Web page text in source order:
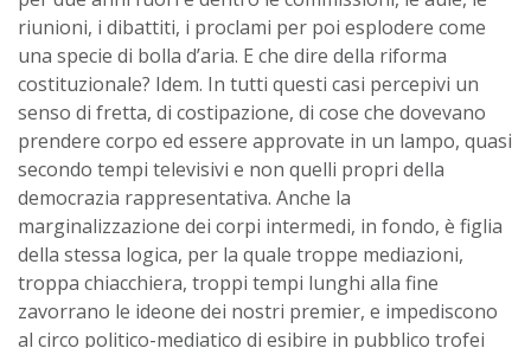
riunioni, i dibattiti, i proclami per poi esplodere come
una specie di bolla d’aria. E che dire della riforma
costituzionale? Idem. In tutti questi casi percepivi un
senso di fretta, di costipazione, di cose che dovevano
prendere corpo ed essere approvate in un lampo, quasi
secondo tempi televisivi e non quelli propri della
democrazia rappresentativa. Anche la
marginalizzazione dei corpi intermedi, in fondo, è figlia
della stessa logica, per la quale troppe mediazioni,
troppa chiacchiera, troppi tempi lunghi alla fine
zavorrano le ideone dei nostri premier, e impediscono
al circo politico-mediatico di esibire in pubblico trofei